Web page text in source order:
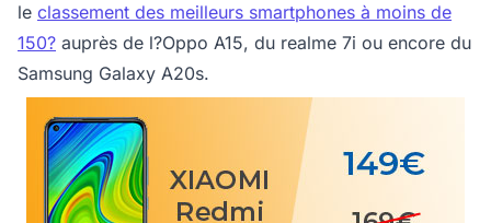
le classement des meilleurs smartphones à moins de
150? auprès de l?Oppo A15, du realme 7i ou encore du
Samsung Galaxy A20s.